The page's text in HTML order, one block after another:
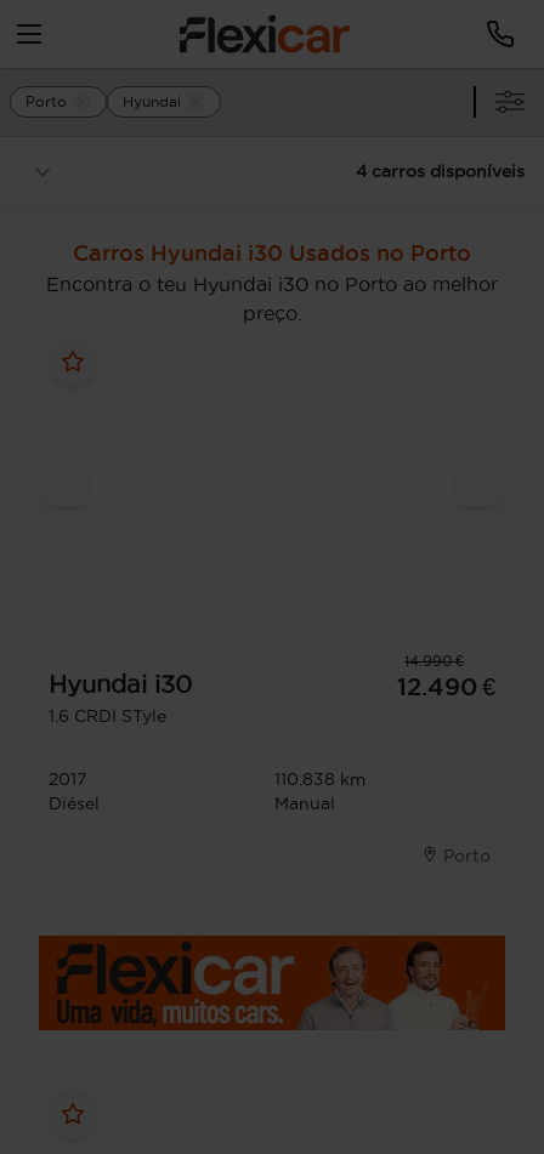
Porto Hyundai
4 carros disponíveis
Carros Hyundai i30 Usados no Porto
Encontra o teu Hyundai i30 no Porto ao melhor
preço.
14.990 €
Hyundai i30
1.6 CRDI STyle
12.490 €
2017
110.838 km
Diésel
Manual
Porto